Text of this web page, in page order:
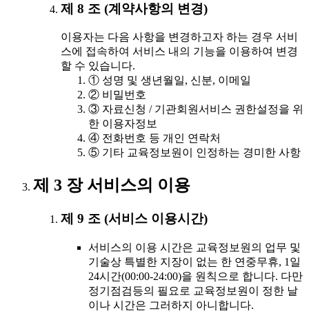
제 8 조 (계약사항의 변경)
이용자는 다음 사항을 변경하고자 하는 경우 서비
스에 접속하여 서비스 내의 기능을 이용하여 변경
할 수 있습니다.
① 성명 및 생년월일, 신분, 이메일
② 비밀번호
③ 자료신청 / 기관회원서비스 권한설정을 위
한 이용자정보
④ 전화번호 등 개인 연락처
⑤ 기타 교육정보원이 인정하는 경미한 사항
제 3 장 서비스의 이용
제 9 조 (서비스 이용시간)
서비스의 이용 시간은 교육정보원의 업무 및
기술상 특별한 지장이 없는 한 연중무휴, 1일
24시간(00:00-24:00)을 원칙으로 합니다. 다만
정기점검등의 필요로 교육정보원이 정한 날
이나 시간은 그러하지 아니합니다.